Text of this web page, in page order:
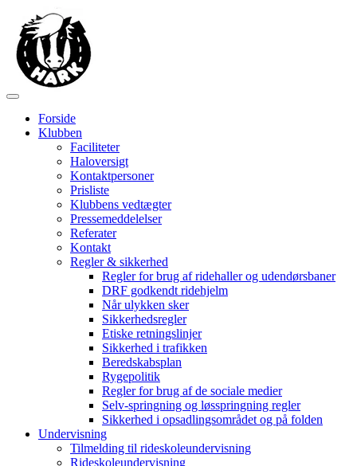
Forside
Klubben
Faciliteter
Haloversigt
Kontaktpersoner
Prisliste
Klubbens vedtægter
Pressemeddelelser
Referater
Kontakt
Regler & sikkerhed
Regler for brug af ridehaller og udendørsbaner
DRF godkendt ridehjelm
Når ulykken sker
Sikkerhedsregler
Etiske retningslinjer
Sikkerhed i trafikken
Beredskabsplan
Rygepolitik
Regler for brug af de sociale medier
Selv-springning og løsspringning regler
Sikkerhed i opsadlingsområdet og på folden
Undervisning
Tilmelding til rideskoleundervisning
Rideskoleundervisning